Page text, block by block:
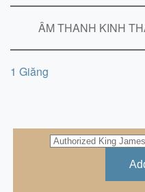
ÂM THANH KINH
1 Giăng